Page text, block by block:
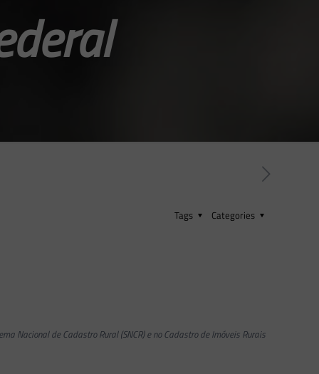
Categories
Tags
Nacional de Cadastro Rural (SNCR) e no Cadastro de Imóveis Rurais